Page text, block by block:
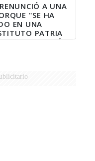
A UNA
"SE HA
EN UNA
PATRIA
DE LA GESTIÓN